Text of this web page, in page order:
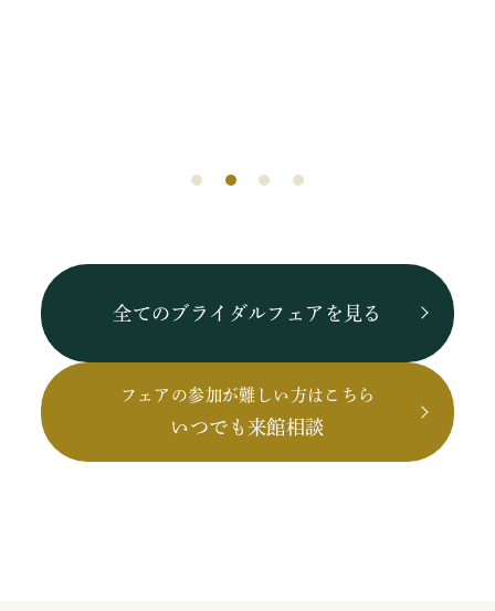
全てのブライダルフェアを見る
フェアの参加が難しい方はこちら
いつでも来館相談